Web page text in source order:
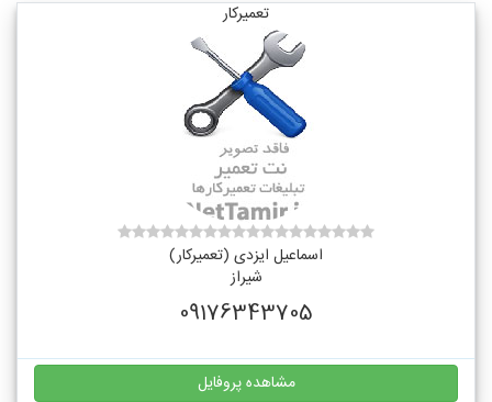
تعمیرکار
اسماعیل ایزدی (تعمیرکار)
شیراز
09176343705
مشاهده پروفایل